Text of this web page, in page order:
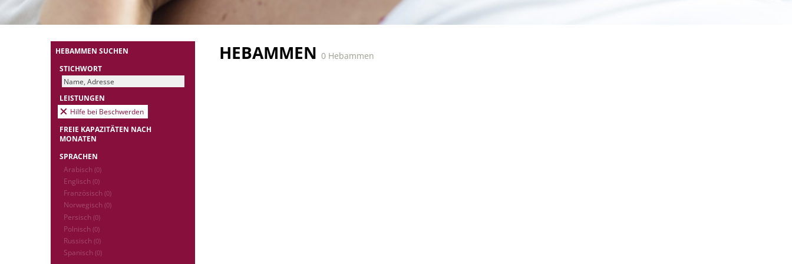
HEBAMMEN SUCHEN
STICHWORT
LEISTUNGEN
Hilfe bei Beschwerden
FREIE KAPAZITÄTEN NACH
MONATEN
SPRACHEN
Arabisch (0)
Englisch (0)
Französisch (0)
Norwegisch (0)
Persisch (0)
Polnisch (0)
Russisch (0)
Spanisch (0)
HEBAMMEN 0 Hebammen